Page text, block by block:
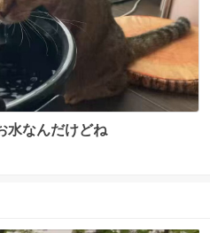
水なんだけどね